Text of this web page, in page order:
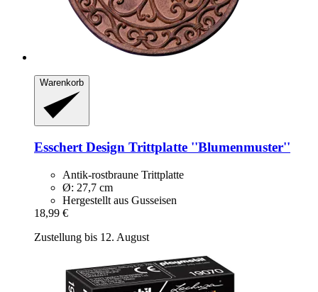
Warenkorb
Esschert Design Trittplatte ''Blumenmuster''
Antik-rostbraune Trittplatte
Ø: 27,7 cm
Hergestellt aus Gusseisen
18,99 €
Zustellung bis 12. August